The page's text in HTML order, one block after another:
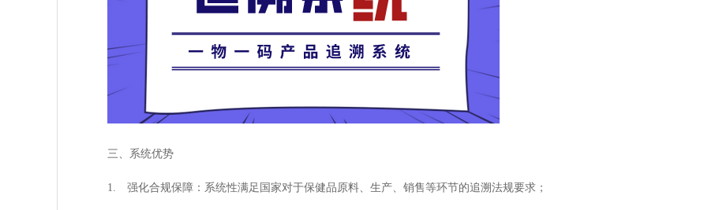
三、系统优势
1. 强化合规保障：系统性满足国家对于保健品原料、生产、销售等环节的追溯法规要求；